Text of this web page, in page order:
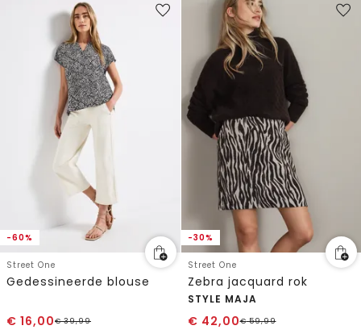
-60%
Street One
Gedessineerde blouse
€ 16,00€39,99
-30%
Street One
Zebra jacquard rok
STYLE MAJA
€ 42,00€59,99